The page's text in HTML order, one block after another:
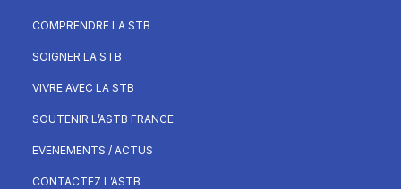
COMPRENDRE LA STB
SOIGNER LA STB
VIVRE AVEC LA STB
SOUTENIR L’ASTB FRANCE
EVENEMENTS / ACTUS
CONTACTEZ L’ASTB